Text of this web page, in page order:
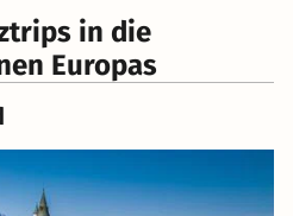
in die
Europas